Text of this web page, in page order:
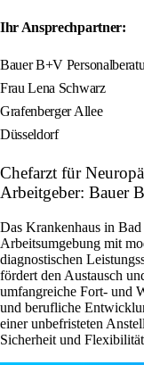
Ihr Ansprechpartner:
Bauer B+V
Frau Lena Schwarz
Grafenberger Allee
Düsseldorf
Chefarzt für
Arbeitgeber: Bauer
Das Krankenhaus in
Arbeitsumgebung mit
diagnostischen
fördert den Austausch
umfangreiche Fort- und
und berufliche
einer unbefristeten
Sicherheit und